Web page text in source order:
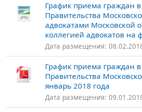
График приема граждан
Правительства
адвокатами Московской
коллегией адвокатов на
Дата размещения:
График приема граждан
Правительства
январь 2018 года
Дата размещения: